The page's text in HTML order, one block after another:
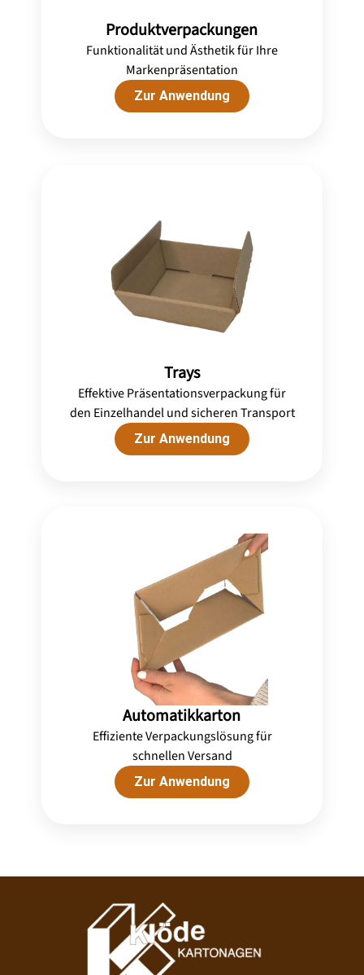
Produktverpackungen
Funktionalität und Ästhetik für Ihre
Markenpräsentation
Zur Anwendung
Trays
Effektive Präsentationsverpackung für
den Einzelhandel und sicheren Transport
Zur Anwendung
Automatikkarton
Effiziente Verpackungslösung für
schnellen Versand
Zur Anwendung